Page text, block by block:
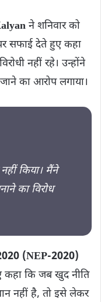
ने शनिवार को
सफाई देते हुए कहा
नहीं रहे। उन्होंने
का आरोप लगाया।
किया। मैंने
का विरोध
(NEP-2020)
कहा कि जब खुद नीति
नहीं है, तो इसे लेकर